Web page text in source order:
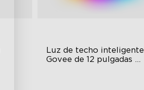
Luz de techo inteligente
Govee de 12 pulgadas